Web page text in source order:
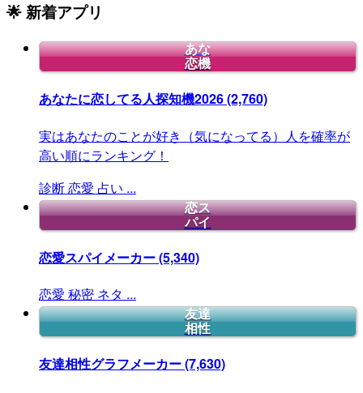
🌟 新着アプリ
あな
恋機
あなたに恋してる人探知機2026(2,760)
実はあなたのことが好き（気になってる）人を確率が
高い順にランキング！
診断恋愛 占い ...
恋ス
パイ
恋愛スパイメーカー(5,340)
恋愛 秘密 ネタ ...
友達
相性
友達相性グラフメーカー(7,630)